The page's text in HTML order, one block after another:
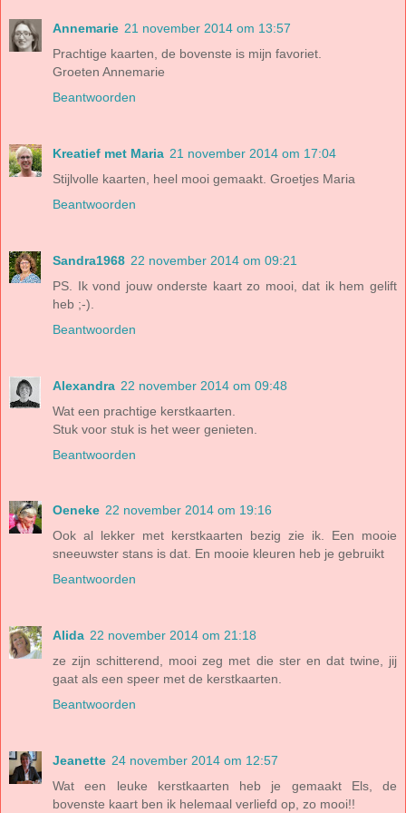
Annemarie 21 november 2014 om 13:57
Prachtige kaarten, de bovenste is mijn favoriet.
Groeten Annemarie
Beantwoorden
Kreatief met Maria 21 november 2014 om 17:04
Stijlvolle kaarten, heel mooi gemaakt. Groetjes Maria
Beantwoorden
Sandra1968 22 november 2014 om 09:21
PS. Ik vond jouw onderste kaart zo mooi, dat ik hem gelift
heb ;-).
Beantwoorden
Alexandra 22 november 2014 om 09:48
Wat een prachtige kerstkaarten.
Stuk voor stuk is het weer genieten.
Beantwoorden
Oeneke 22 november 2014 om 19:16
Ook al lekker met kerstkaarten bezig zie ik. Een mooie
sneeuwster stans is dat. En mooie kleuren heb je gebruikt
Beantwoorden
Alida 22 november 2014 om 21:18
ze zijn schitterend, mooi zeg met die ster en dat twine, jij
gaat als een speer met de kerstkaarten.
Beantwoorden
Jeanette 24 november 2014 om 12:57
Wat een leuke kerstkaarten heb je gemaakt Els, de
bovenste kaart ben ik helemaal verliefd op, zo mooi!!